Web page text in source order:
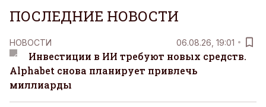
ПОСЛЕДНИЕ НОВОСТИ
НОВОСТИ 06.08.26, 19:01
Инвестиции в ИИ требуют новых средств.
Alphabet снова планирует привлечь
миллиарды